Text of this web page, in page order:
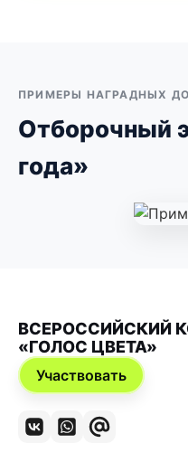
ПРИМЕРЫ НАГРАДНЫХ
Отборочный
года»
ВСЕРОССИЙСКИЙ
«ГОЛОС ЦВЕТА»
Участвовать